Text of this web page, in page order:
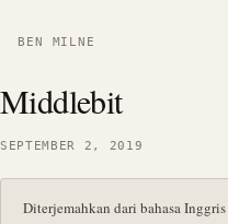
BEN MILNE
Middlebit
SEPTEMBER 2, 2019
Diterjemahkan dari bahasa